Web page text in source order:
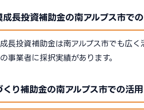
成長投資補助金の南アルプス市で
長投資補助金は南アルプス市でも広
事業者に採択実績があります。
くり補助金の南アルプス市での活用